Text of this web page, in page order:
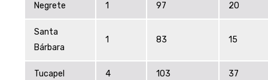
Negrete 1 97 20
Santa
Bárbara
1 83 15
Tucapel 4 103 37